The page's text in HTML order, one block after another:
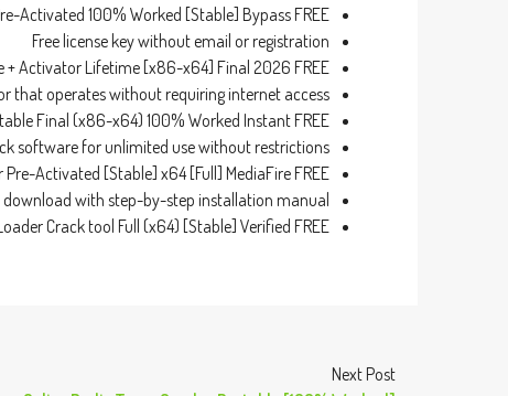
Activated 100% Worked [Stable] Bypass FREE
Free license key without email or registration
+ Activator Lifetime [x86-x64] Final 2026 FREE
that operates without requiring internet access
Final (x86-x64) 100% Worked Instant FREE
software for unlimited use without restrictions
Pre-Activated [Stable] x64 [Full] MediaFire FREE
with step-by-step installation manual
Crack tool Full (x64) [Stable] Verified FREE
Next Post